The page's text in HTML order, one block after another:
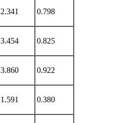
2.341 0.798
3.454 0.825
3.860 0.922
1.591 0.380